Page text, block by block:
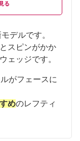
デルです。
スピンがかか
ェッジです。
がフェースに
めのレフティ